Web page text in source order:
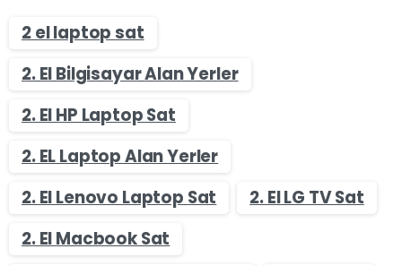
2 el laptop sat
2. El Bilgisayar Alan Yerler
2. El HP Laptop Sat
2. EL Laptop Alan Yerler
2. El Lenovo Laptop Sat
2. El LG TV Sat
2. El Macbook Sat